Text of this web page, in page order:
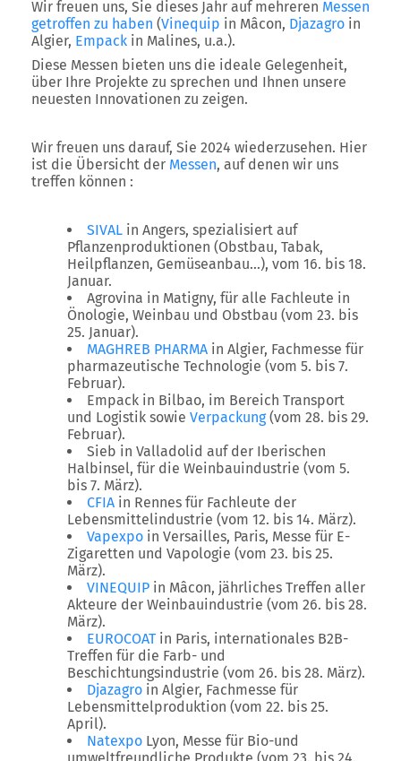
Wir freuen uns, Sie dieses Jahr auf mehreren Messen
getroffen zu haben (Vinequip in Mâcon, Djazagro in
Algier, Empack in Malines, u.a.).
Diese Messen bieten uns die ideale Gelegenheit,
über Ihre Projekte zu sprechen und Ihnen unsere
neuesten Innovationen zu zeigen.
Wir freuen uns darauf, Sie 2024 wiederzusehen. Hier
ist die Übersicht der Messen, auf denen wir uns
treffen können :
SIVAL in Angers, spezialisiert auf
Pflanzenproduktionen (Obstbau, Tabak,
Heilpflanzen, Gemüseanbau…), vom 16. bis 18.
Januar.
Agrovina in Matigny, für alle Fachleute in
Önologie, Weinbau und Obstbau (vom 23. bis
25. Januar).
MAGHREB PHARMA in Algier, Fachmesse für
pharmazeutische Technologie (vom 5. bis 7.
Februar).
Empack in Bilbao, im Bereich Transport
und Logistik sowie Verpackung(vom 28. bis 29.
Februar).
Sieb in Valladolid auf der Iberischen
Halbinsel, für die Weinbauindustrie (vom 5.
bis 7. März).
CFIA in Rennes für Fachleute der
Lebensmittelindustrie (vom 12. bis 14. März).
Vapexpo in Versailles, Paris, Messe für E-
Zigaretten und Vapologie (vom 23. bis 25.
März).
VINEQUIP in Mâcon, jährliches Treffen aller
Akteure der Weinbauindustrie (vom 26. bis 28.
März).
EUROCOAT in Paris, internationales B2B-
Treffen für die Farb- und
Beschichtungsindustrie (vom 26. bis 28. März).
Djazagro in Algier, Fachmesse für
Lebensmittelproduktion (vom 22. bis 25.
April).
Natexpo Lyon, Messe für Bio-und